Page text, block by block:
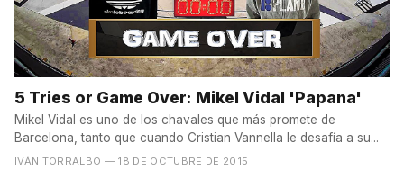
5 Tries or Game Over: Mikel Vidal 'Papana'
Mikel Vidal es uno de los chavales que más promete de
Barcelona, tanto que cuando Cristian Vannella le desafía a su...
IVÁN TORRALBO — 18 DE OCTUBRE DE 2015